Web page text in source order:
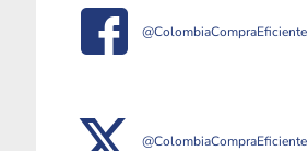
@ColombiaCompraEficiente
@ColombiaCompraEficiente